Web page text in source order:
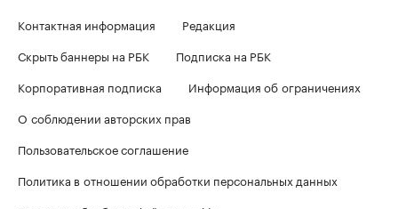
Контактная информация
Редакция
Скрыть баннеры на РБК
Подписка на РБК
Корпоративная подписка
Информация об ограничениях
О соблюдении авторских прав
Пользовательское соглашение
Политика в отношении обработки персональных данных